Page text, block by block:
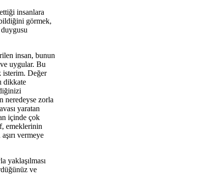
insanlara
görmek,
insan, bunun
uygular. Bu
isterim. Değer
dikkate
neredeyse zorla
yaratan
içinde çok
emeklerinin
vermeye
yaklaşılması
ve